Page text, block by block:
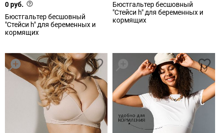
0 руб.
Бюстгальтер бесшовный
"Стейси h" для беременных и
кормящих
Бюстгальтер бесшовный
"Стейси h" для беременных и
кормящих